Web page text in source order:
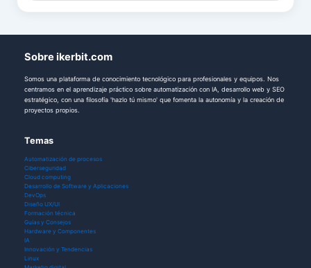
Sobre ikerbit.com
Somos una plataforma de conocimiento tecnológico para profesionales y equipos. Nos
centramos en el aprendizaje práctico sobre automatización con IA, desarrollo web y SEO
estratégico, con una filosofía 'hazlo tú mismo' que fomenta la autonomía y la creación de
proyectos propios.
Temas
Automatización de procesos
Ciberseguridad
Cloud computing
Desarrollo de Software y Aplicaciones
DevOps
Diseño UX/UI
Formación técnica
Guías y Consejos
Hardware y Componentes
IA
Innovación y Tendencias
Linux